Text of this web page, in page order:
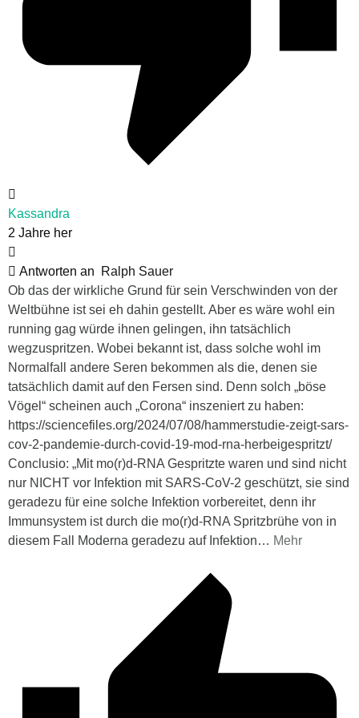
Kassandra
2 Jahre her
Antworten an
Ralph Sauer
Ob das der wirkliche Grund für sein Verschwinden von der
Weltbühne ist sei eh dahin gestellt. Aber es wäre wohl ein
running gag würde ihnen gelingen, ihn tatsächlich
wegzuspritzen. Wobei bekannt ist, dass solche wohl im
Normalfall andere Seren bekommen als die, denen sie
tatsächlich damit auf den Fersen sind. Denn solch „böse
Vögel“ scheinen auch „Corona“ inszeniert zu haben:
https://sciencefiles.org/2024/07/08/hammerstudie-zeigt-sars-
cov-2-pandemie-durch-covid-19-mod-rna-herbeigespritzt/
Conclusio: „Mit mo(r)d-RNA Gespritzte waren und sind nicht
nur NICHT vor Infektion mit SARS-CoV-2 geschützt, sie sind
geradezu für eine solche Infektion vorbereitet, denn ihr
Immunsystem ist durch die mo(r)d-RNA Spritzbrühe von in
diesem Fall Moderna geradezu auf Infektion… Mehr